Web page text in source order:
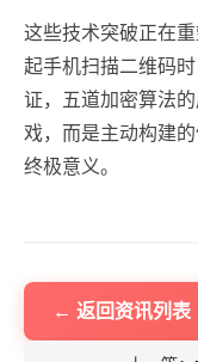
这些技术突破正在
起手机扫描二维码
证，五道加密算法
戏，而是主动构建
终极意义。
← 返回资讯列表